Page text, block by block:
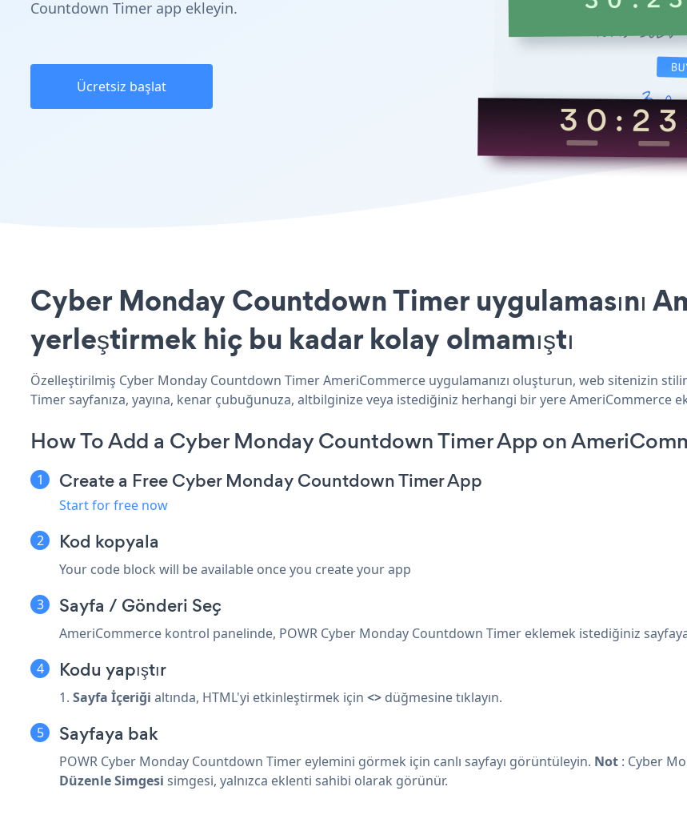
Countdown Timer app ekleyin.
Ücretsiz başlat
Cyber Monday Countdown Timer uygulamasını
yerleştirmek hiç bu kadar kolay olmamıştı
Özelleştirilmiş Cyber Monday Countdown Timer AmeriCommerce uygulamanızı oluşturun, web sitenizin
Timer sayfanıza, yayına, kenar çubuğunuza, altbilginize veya istediğiniz herhangi bir yere AmeriCommerce
How To Add a Cyber Monday Countdown Timer App on
Create a Free Cyber Monday Countdown Timer App
Start for free now
Kod kopyala
Your code block will be available once you create your app
Sayfa / Gönderi Seç
AmeriCommerce kontrol panelinde, POWR Cyber Monday Countdown Timer eklemek istediğiniz
Kodu yapıştır
1. Sayfa İçeriği altında, HTML'yi etkinleştirmek için <> düğmesine tıklayın.
Sayfaya bak
POWR Cyber Monday Countdown Timer eylemini görmek için canlı sayfayı görüntüleyin. Not : Cyber
Düzenle Simgesi simgesi, yalnızca eklenti sahibi olarak görünür.